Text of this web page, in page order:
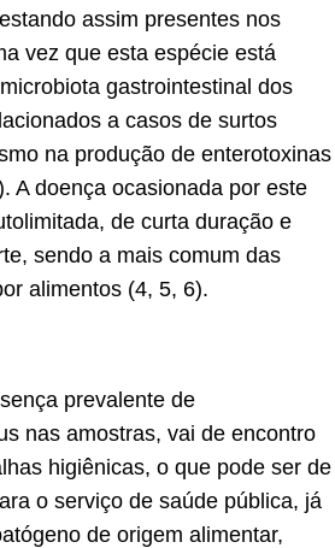
assim presentes nos
vez que esta espécie está
gastrointestinal dos
a casos de surtos
na produção de enterotoxinas
A doença ocasionada por este
de curta duração e
sendo a mais comum das
alimentos (4, 5, 6).
prevalente de
nas amostras, vai de encontro
higiênicas, o que pode ser de
o serviço de saúde pública, já
de origem alimentar,